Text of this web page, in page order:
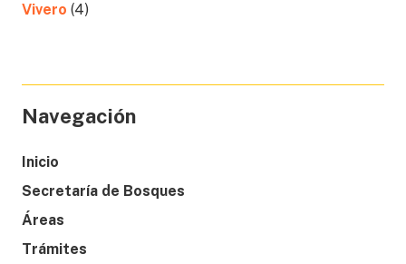
Vivero (4)
Navegación
Inicio
Secretaría de Bosques
Áreas
Trámites